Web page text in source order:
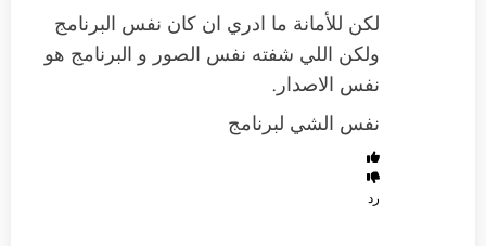
لكن للأمانة ما ادري ان كان نفس البرنامج
ولكن اللي شفته نفس الصور و البرنامج هو
نفس الاصدار.
نفس الشي لبرنامج
رد